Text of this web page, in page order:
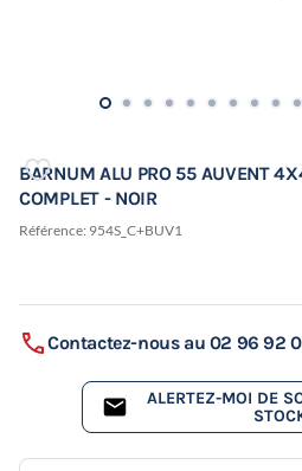
BARNUM ALU PRO 55 AUVENT
COMPLET - NOIR
Référence: 954S_C+BUV1
Contactez-nous au 02 96 92
ALERTEZ-MOI DE